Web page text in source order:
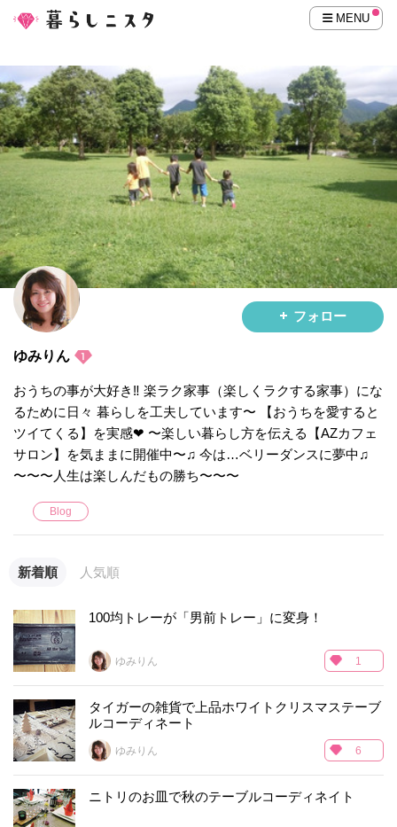
MENU
フォロー
ゆみりん
おうちの事が大好き‼︎ 楽ラク家事（楽しくラクする家事）にな
るために日々 暮らしを工夫しています〜 【おうちを愛すると
ツイてくる】を実感❤︎ 〜楽しい暮らし方を伝える【AZカフェ
サロン】を気ままに開催中〜♫ 今は…ベリーダンスに夢中♫
〜〜〜人生は楽しんだもの勝ち〜〜〜
Blog
新着順 人気順
100均トレーが「男前トレー」に変身！
ゆみりん 1
タイガーの雑貨で上品ホワイトクリスマステーブ
ルコーディネート
ゆみりん 6
ニトリのお皿で秋のテーブルコーディネイト